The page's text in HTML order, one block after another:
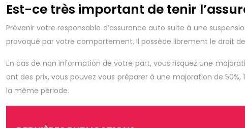
Est-ce très important de tenir
Prévenir votre responsable d’assurance auto suite à une
provoqué par votre comportement. Il possède librement le droit
En cas de non information de votre part, vous risquez une
ont des prix, vous pouvez vous préparer à une majoration de
la même période.